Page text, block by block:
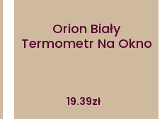
Orion Biały
Termometr Na Okno
19.39zł